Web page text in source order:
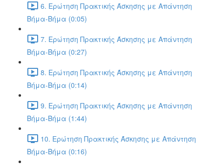
6. Ερώτηση Πρακτικής Άσκησης με Απάντηση
Βήμα-Βήμα (0:05)
7. Ερώτηση Πρακτικής Άσκησης με Απάντηση
Βήμα-Βήμα (0:27)
8. Ερώτηση Πρακτικής Άσκησης με Απάντηση
Βήμα-Βήμα (0:14)
9. Ερώτηση Πρακτικής Άσκησης με Απάντηση
Βήμα-Βήμα (1:44)
10. Ερώτηση Πρακτικής Άσκησης με Απάντηση
Βήμα-Βήμα (0:16)